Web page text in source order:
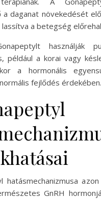
a daganat növekedését
a betegség
használják
például a korai vagy
a hormonális
fejlődés érdekében.
hatásmechanizmusa
GnRH